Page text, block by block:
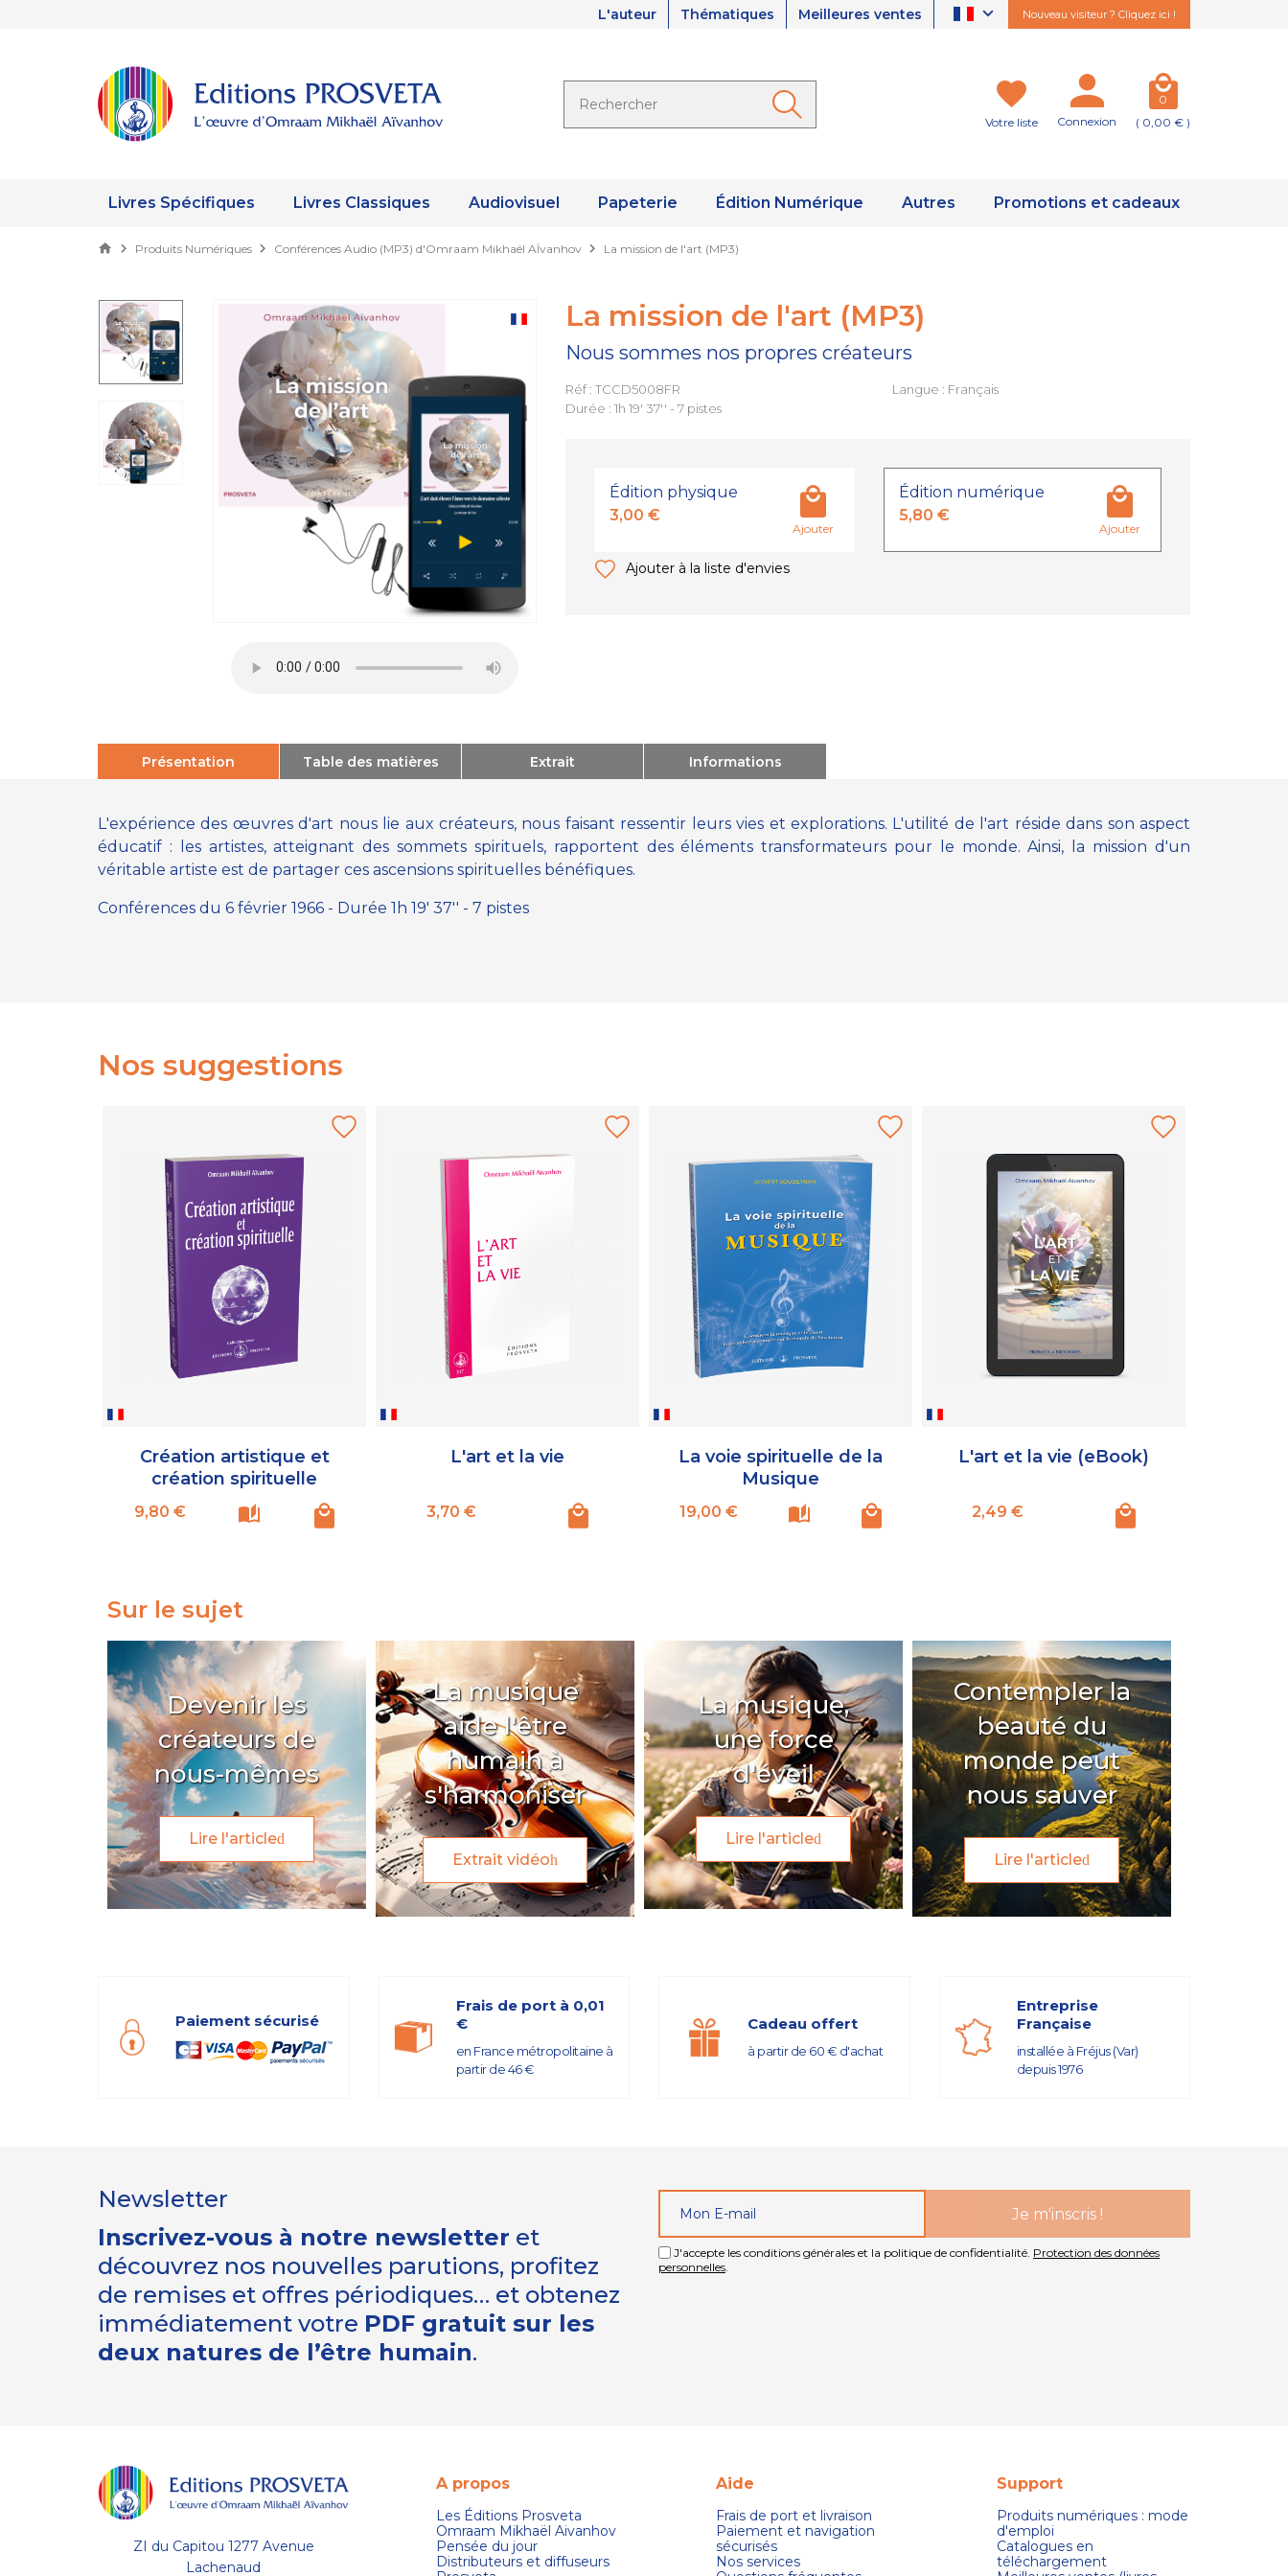
L'auteur Thématiques Meilleures ventes Nouveau visiteur ? Cliquez ici !
Votre liste Connexion
0
( 0,00 € )
Livres Spécifiques Livres Classiques Audiovisuel Papeterie Édition Numérique Autres Promotions et cadeaux
Produits Numériques Conférences Audio (MP3) d'Omraam Mikhaël AÏvanhov La mission de l'art (MP3)
La mission de l'art (MP3)
Nous sommes nos propres créateurs
Réf : TCCD5008FR
Durée : 1h 19' 37'' - 7 pistes
Langue : Français
Édition physique
3,00 €
Ajouter
Édition numérique
5,80 €
Ajouter
Ajouter à la liste d'envies
Présentation Table des matières Extrait Informations
L'expérience des œuvres d'art nous lie aux créateurs, nous faisant ressentir leurs vies et explorations. L'utilité de l'art réside dans son aspect
éducatif : les artistes, atteignant des sommets spirituels, rapportent des éléments transformateurs pour le monde. Ainsi, la mission d'un
véritable artiste est de partager ces ascensions spirituelles bénéfiques.
Conférences du 6 février 1966 - Durée 1h 19' 37'' - 7 pistes
Nos suggestions
Création artistique et
création spirituelle
Prix
9,80 €
L'art et la vie
Prix
3,70 €
La voie spirituelle de la
Musique
Prix
19,00 €
L'art et la vie (eBook)
Prix
2,49 €
Sur le sujet
Devenir les
créateurs de
nous-mêmes
Lire l'article
La musique
aide l'être
humain à
s'harmoniser
Extrait vidéo
La musique,
une force
d'éveil
Lire l'article
Contempler la
beauté du
monde peut
nous sauver
Lire l'article
Paiement sécurisé
Frais de port à 0,01
€
en France métropolitaine à
partir de 46 €
Cadeau offert
à partir de 60 € d'achat
Entreprise
Française
installée à Fréjus (Var)
depuis 1976
Newsletter
Inscrivez-vous à notre newsletter et
découvrez nos nouvelles parutions, profitez
de remises et offres périodiques… et obtenez
immédiatement votre PDF gratuit sur les
deux natures de l’être humain.
J'accepte les conditions générales et la politique de confidentialité. Protection des données
personnelles.
ZI du Capitou 1277 Avenue
Lachenaud
A propos
Les Éditions Prosveta
Omraam Mikhaël Aivanhov
Pensée du jour
Distributeurs et diffuseurs
Aide
Frais de port et livraison
Paiement et navigation
sécurisés
Nos services
Support
Produits numériques : mode
d'emploi
Catalogues en
téléchargement